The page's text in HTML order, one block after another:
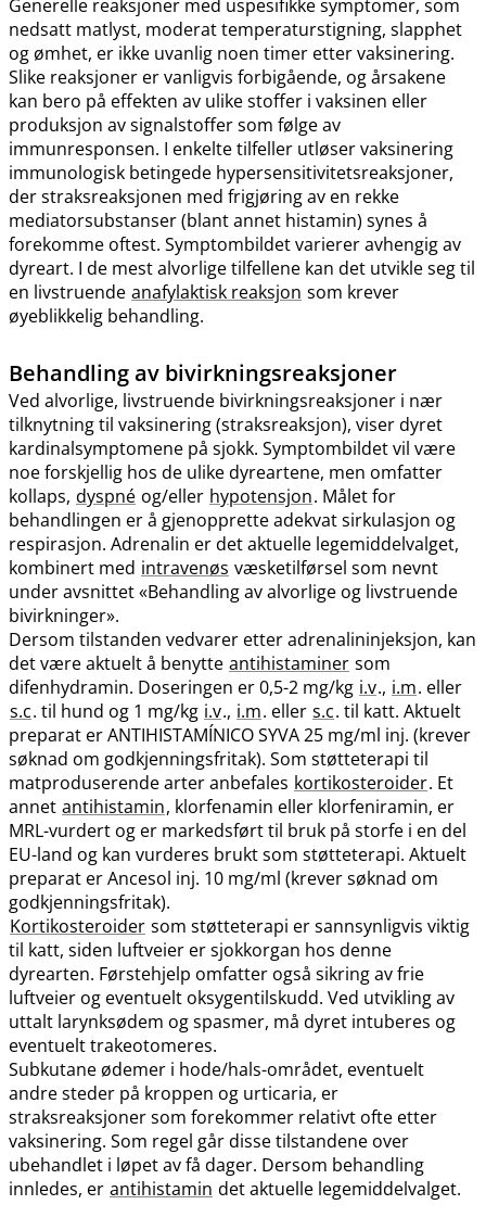
Generelle reaksjoner med uspesifikke symptomer, som
nedsatt matlyst, moderat temperaturstigning, slapphet
og ømhet, er ikke uvanlig noen timer etter vaksinering.
Slike reaksjoner er vanligvis forbigående, og årsakene
kan bero på effekten av ulike stoffer i vaksinen eller
produksjon av signalstoffer som følge av
immunresponsen. I enkelte tilfeller utløser vaksinering
immunologisk betingede hypersensitivitetsreaksjoner,
der straksreaksjonen med frigjøring av en rekke
mediatorsubstanser (blant annet histamin) synes å
forekomme oftest. Symptombildet varierer avhengig av
dyreart. I de mest alvorlige tilfellene kan det utvikle seg til
en livstruende anafylaktisk reaksjon som krever
øyeblikkelig behandling.
Behandling av bivirkningsreaksjoner
Ved alvorlige, livstruende bivirkningsreaksjoner i nær
tilknytning til vaksinering (straksreaksjon), viser dyret
kardinalsymptomene på sjokk. Symptombildet vil være
noe forskjellig hos de ulike dyreartene, men omfatter
kollaps, dyspné og​/​eller hypotensjon. Målet for
behandlingen er å gjenopprette adekvat sirkulasjon og
respirasjon. Adrenalin er det aktuelle legemiddelvalget,
kombinert med intravenøs væsketilførsel som nevnt
under avsnittet «Behandling av alvorlige og livstruende
bivirkninger».
Dersom tilstanden vedvarer etter adrenalininjeksjon, kan
det være aktuelt å benytte antihistaminer som
difenhydramin. Doseringen er 0,5-2 mg/kg i.v., i.m. eller
s.c. til hund og 1 mg/kg i.v., i.m. eller s.c. til katt. Aktuelt
preparat er ANTIHISTAMÍNICO SYVA 25 mg/ml inj. (krever
søknad om godkjenningsfritak). Som støtteterapi til
matproduserende arter anbefales kortikosteroider. Et
annet antihistamin, klorfenamin eller klorfeniramin, er
MRL-vurdert og er markedsført til bruk på storfe i en del
EU-land og kan vurderes brukt som støtteterapi. Aktuelt
preparat er Ancesol inj. 10 mg/ml (krever søknad om
godkjenningsfritak).
Kortikosteroider som støtteterapi er sannsynligvis viktig
til katt, siden luftveier er sjokkorgan hos denne
dyrearten. Førstehjelp omfatter også sikring av frie
luftveier og eventuelt oksygentilskudd. Ved utvikling av
uttalt larynksødem og spasmer, må dyret intuberes og
eventuelt trakeotomeres.
Subkutane ødemer i hode​/​hals-området, eventuelt
andre steder på kroppen og urticaria, er
straksreaksjoner som forekommer relativt ofte etter
vaksinering. Som regel går disse tilstandene over
ubehandlet i løpet av få dager. Dersom behandling
innledes, er antihistamin det aktuelle legemiddelvalget.